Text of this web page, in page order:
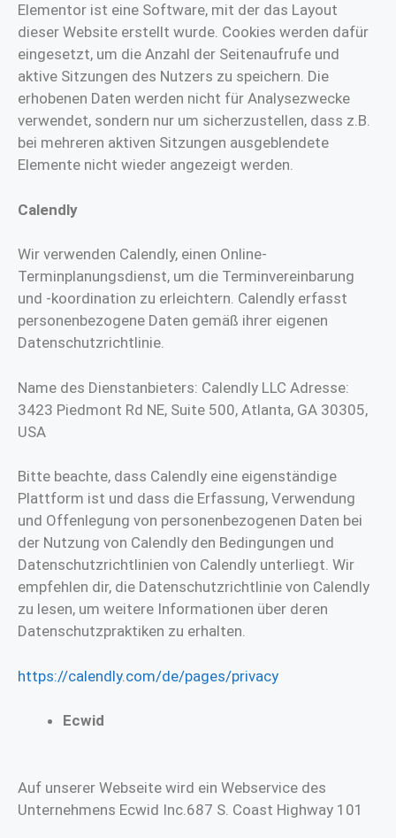
Elementor ist eine Software, mit der das Layout
dieser Website erstellt wurde. Cookies werden dafür
eingesetzt, um die Anzahl der Seitenaufrufe und
aktive Sitzungen des Nutzers zu speichern. Die
erhobenen Daten werden nicht für Analysezwecke
verwendet, sondern nur um sicherzustellen, dass z.B.
bei mehreren aktiven Sitzungen ausgeblendete
Elemente nicht wieder angezeigt werden.
Calendly
Wir verwenden Calendly, einen Online-
Terminplanungsdienst, um die Terminvereinbarung
und -koordination zu erleichtern. Calendly erfasst
personenbezogene Daten gemäß ihrer eigenen
Datenschutzrichtlinie.
Name des Dienstanbieters: Calendly LLC Adresse:
3423 Piedmont Rd NE, Suite 500, Atlanta, GA 30305,
USA
Bitte beachte, dass Calendly eine eigenständige
Plattform ist und dass die Erfassung, Verwendung
und Offenlegung von personenbezogenen Daten bei
der Nutzung von Calendly den Bedingungen und
Datenschutzrichtlinien von Calendly unterliegt. Wir
empfehlen dir, die Datenschutzrichtlinie von Calendly
zu lesen, um weitere Informationen über deren
Datenschutzpraktiken zu erhalten.
https://calendly.com/de/pages/privacy
Ecwid
Auf unserer Webseite wird ein Webservice des
Unternehmens Ecwid Inc.687 S. Coast Highway 101